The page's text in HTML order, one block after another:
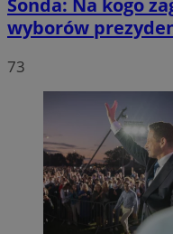
wyborów
73